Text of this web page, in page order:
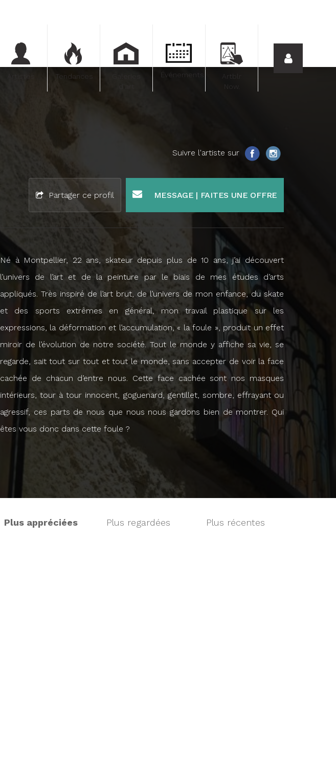
Tendances Événements
Artblr
Now.
Suivre l'artiste sur
Partager ce profil MESSAGE | FAITES UNE OFFRE
Né à Montpellier, 22 ans, skateur depuis plus de 10 ans, j’ai découvert
l’univers de l’art et de la peinture par le biais de mes études d’arts
appliqués. Très inspiré de l’art brut, de l’univers de mon enfance, du skate
et des sports extrêmes en général, mon travail plastique sur les
expressions, la déformation et l’accumulation, « la foule », produit un effet
miroir de l’évolution de notre société. Tout le monde y affiche sa vie, se
regarde, sait tout sur tout et tout le monde, sans accepter de voir la face
cachée de chacun d’entre nous. Cette face cachée sont nos masques
intérieurs, tour à tour innocent, goguenard, gentillet, sombre, effrayant ou
agressif, ces parts de nous que nous nous gardons bien de montrer. Qui
êtes vous donc dans cette foule ?
Plus appréciées Plus regardées Plus récentes